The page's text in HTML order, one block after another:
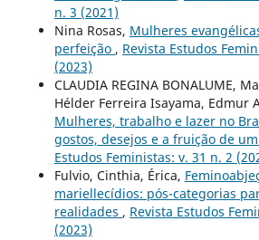
n. 3 (2021)
Nina Rosas, Mulheres
perfeição , Revista Estudos
(2023)
CLAUDIA REGINA BONALUME,
Hélder Ferreira Isayama, Edmur
Mulheres, trabalho e lazer no
gostos, desejos e a fruição de
Estudos Feministas: v. 31 n. 2
Fulvio, Cinthia, Érica,
mariellecídios: pós-categorias
realidades , Revista Estudos
(2023)